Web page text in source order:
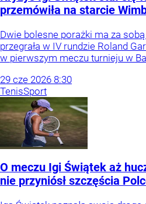
przemówiła na starcie
Dwie bolesne porażki ma za
przegrała w IV rundzie Roland
w pierwszym meczu turnieju w
29 cze 2026 8:30
TenisSport
O meczu Igi Świątek aż
nie przyniósł szczęścia